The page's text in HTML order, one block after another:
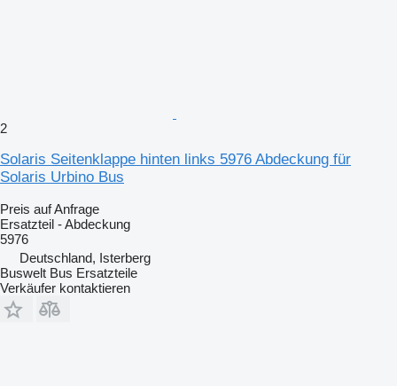
2
Solaris Seitenklappe hinten links 5976 Abdeckung für
Solaris Urbino Bus
Preis auf Anfrage
Ersatzteil - Abdeckung
5976
Deutschland, Isterberg
Buswelt Bus Ersatzteile
Verkäufer kontaktieren